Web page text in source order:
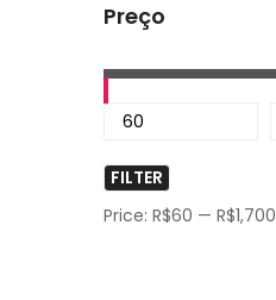
Preço
FILTER
Price: R$60 — R$1,700